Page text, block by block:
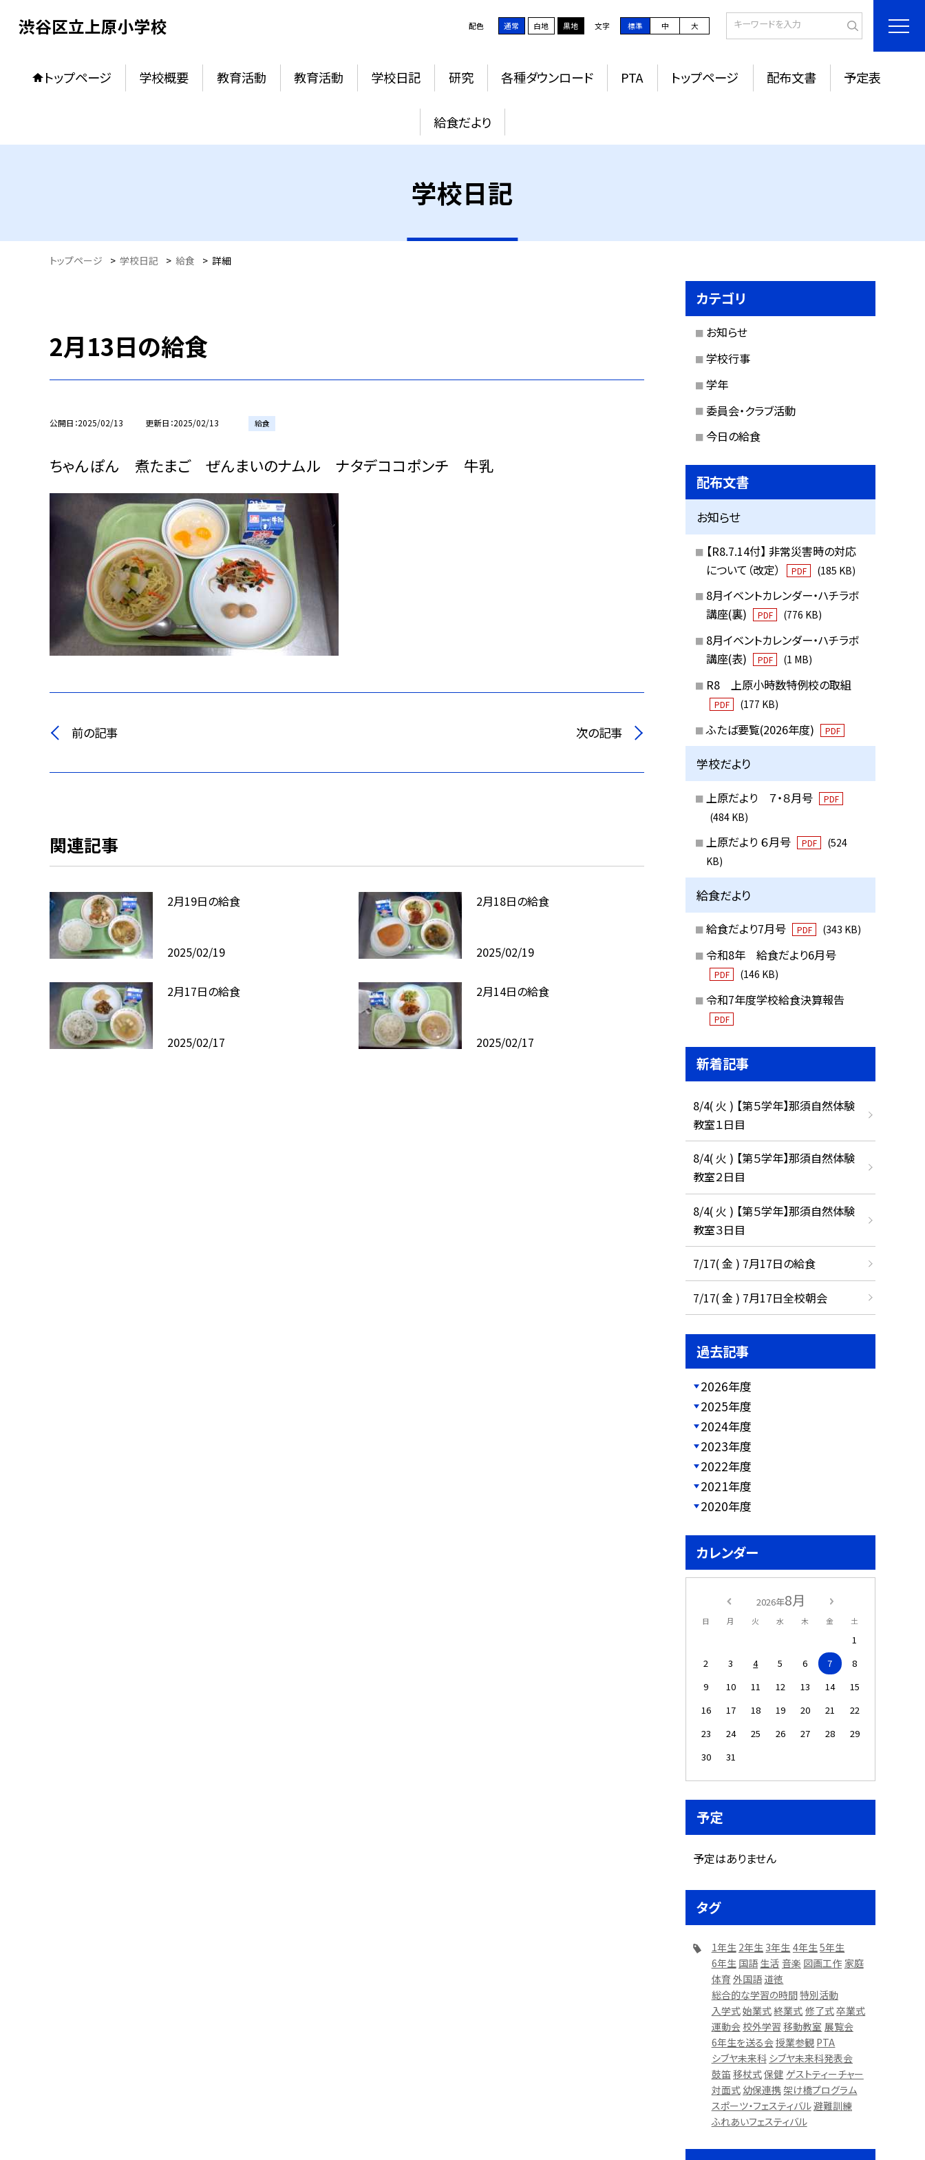
渋谷区立上原小学校 配色 通常 白地 黒地 文字 標準 中 大
トップページ 学校概要 教育活動 教育活動 学校日記 研究 各種ダウンロード PTA トップページ 配布文書 予定表
給食だより
学校日記
トップページ > 学校日記 > 給食 > 詳細
2月13日の給食
公開日 2025/02/13 更新日 2025/02/13 給食
ちゃんぽん 煮たまご ぜんまいのナムル ナタデココポンチ 牛乳
前の記事 次の記事
関連記事
2月19日の給食
2025/02/19
2月18日の給食
2025/02/19
2月17日の給食
2025/02/17
2月14日の給食
2025/02/17
カテゴリ
お知らせ
学校行事
学年
委員会・クラブ活動
今日の給食
配布文書
お知らせ
【R8.7.14付】 非常災害時の対応
について（改定）
PDF (185 KB)
8月イベントカレンダー・ハチラボ
講座(裏)
PDF (776 KB)
8月イベントカレンダー・ハチラボ
講座(表)
PDF (1 MB)
R8 上原小時数特例校の取組
PDF (177 KB)
ふたば要覧(2026年度) PDF
学校だより
上原だより ７・８月号 PDF
(484 KB)
上原だより ６月号 PDF
(524
KB)
給食だより
給食だより7月号 PDF (343 KB)
令和8年 給食だより6月号
PDF (146 KB)
令和7年度学校給食決算報告
PDF
新着記事
8/4( 火 ) 【第５学年】那須自然体験
教室１日目
8/4( 火 ) 【第５学年】那須自然体験
教室２日目
8/4( 火 ) 【第５学年】那須自然体験
教室３日目
7/17( 金 ) 7月17日の給食
7/17( 金 ) 7月17日全校朝会
過去記事
2026年度
2025年度
2024年度
2023年度
2022年度
2021年度
2020年度
カレンダー
2026年8月
日 月 火 水 木 金 土
1
2
3 4 5 6 7
8
9
10 11 12 13 14
15
16
17 18 19 20 21
22
23
24 25 26 27 28
29
30
31
予定
予定はありません
タグ
1年生 2年生 3年生 4年生5年生
6年生 国語生活 音楽 図画工作 家庭
体育 外国語道徳
総合的な学習の時間特別活動
入学式始業式終業式 修了式卒業式
運動会 校外学習 移動教室 展覧会
6年生を送る会授業参観 PTA
シブヤ未来科 シブヤ未来科発表会
鼓笛移杖式保健 ゲストティーチャー
対面式 幼保連携 架け橋プログラム
スポーツ・フェスティバル避難訓練
ふれあいフェスティバル